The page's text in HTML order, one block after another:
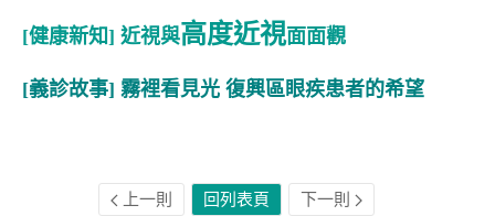
[健康新知] 近視與高度近視面面觀
[義診故事] 霧裡看見光 復興區眼疾患者的希望
上一則 回列表頁 下一則